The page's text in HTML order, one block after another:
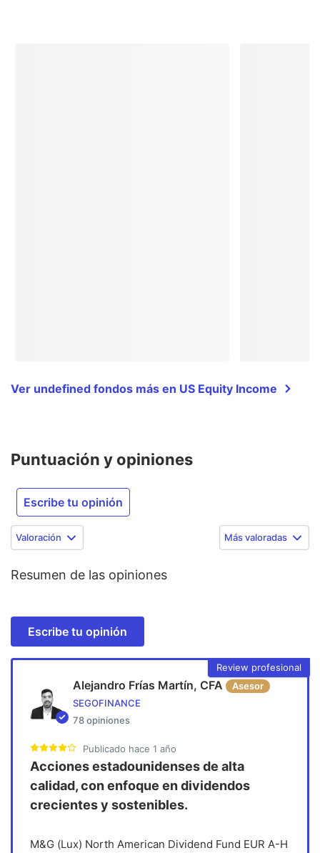
Ver undefined fondos más en US Equity Income
Puntuación y opiniones
Escribe tu opinión
Valoración Más valoradas
Resumen de las opiniones
Escribe tu opinión
Review profesional
Alejandro Frías Martín, CFA
Asesor
SEGOFINANCE
78 opiniones
Publicado hace 1 año
Acciones estadounidenses de alta
calidad, con enfoque en dividendos
crecientes y sostenibles.
M&G (Lux) North American Dividend Fund EUR A-H